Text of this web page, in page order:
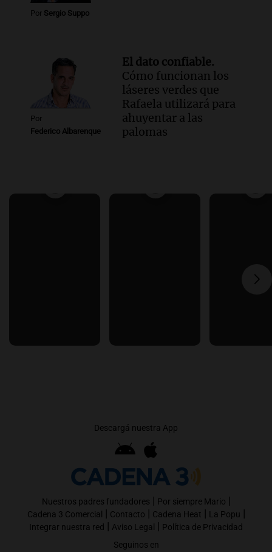
Por Sergio Suppo
Por
Federico Albarenque
El dato confiable.
Cómo funcionan los
láseres verdes que
Rafaela utilizará para
ahuyentar a las
palomas
Descargá nuestra App
Nuestros padres fundadores | Por siempre Mario |
Cadena 3 Comercial | Contacto | Cadena Heat | La Popu |
Integrar nuestra red | Aviso Legal | Política de Privacidad
Seguinos en